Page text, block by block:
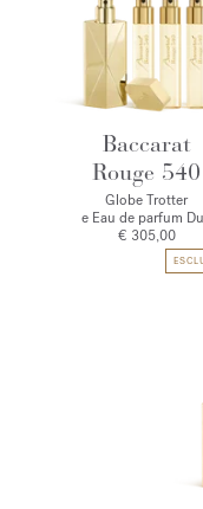
Baccarat
Rouge 540
Globe Trotter
e Eau de parfum
€ 305,00